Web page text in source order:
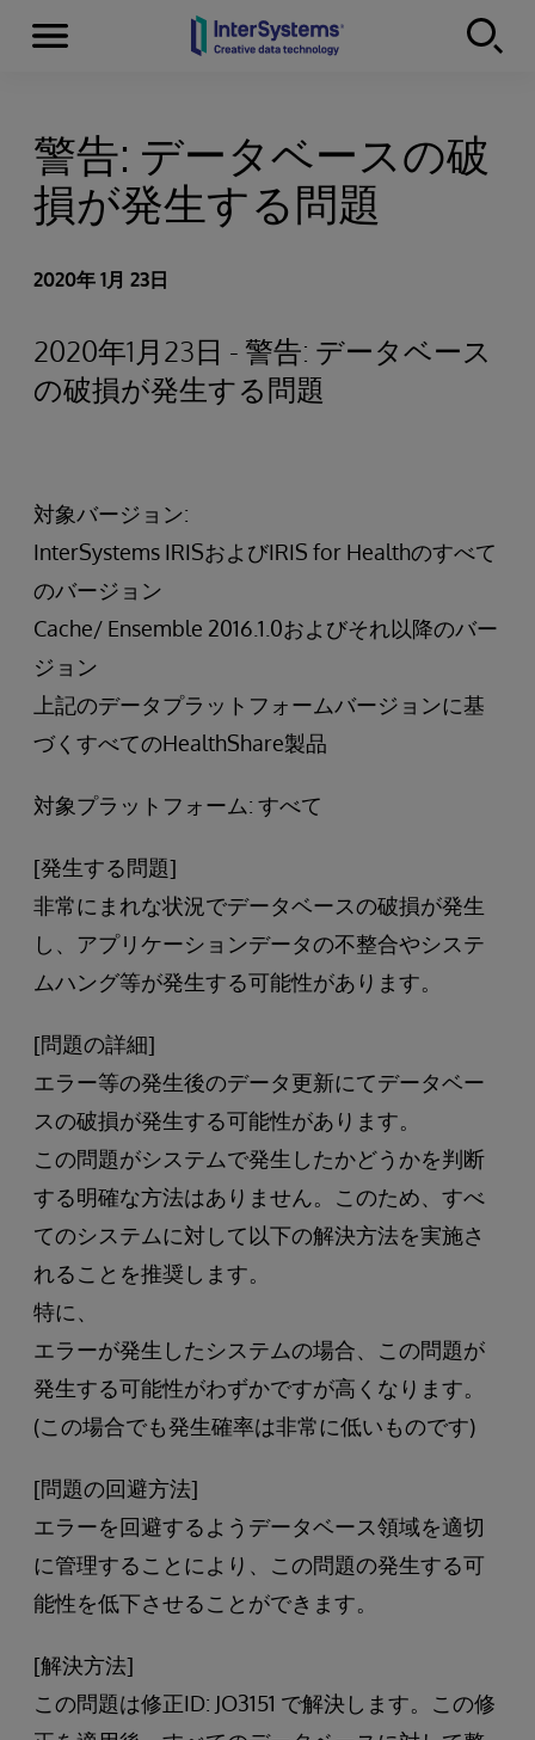
Skip to content
Menu
警告: データベースの破
損が発生する問題
2020年 1月 23日
2020年1月23日 - 警告: データベース
の破損が発生する問題
対象バージョン:
InterSystems IRISおよびIRIS for Healthのすべて
のバージョン
Cache/ Ensemble 2016.1.0およびそれ以降のバー
ジョン
上記のデータプラットフォームバージョンに基
づくすべてのHealthShare製品
対象プラットフォーム: すべて
[発生する問題]
非常にまれな状況でデータベースの破損が発生
し、アプリケーションデータの不整合やシステ
ムハング等が発生する可能性があります。
[問題の詳細]
エラー等の発生後のデータ更新にてデータベー
スの破損が発生する可能性があります。
この問題がシステムで発生したかどうかを判断
する明確な方法はありません。このため、すべ
てのシステムに対して以下の解決方法を実施さ
れることを推奨します。
特に、
エラーが発生したシステムの場合、この問題が
発生する可能性がわずかですが高くなります。
(この場合でも発生確率は非常に低いものです)
[問題の回避方法]
エラーを回避するようデータベース領域を適切
に管理することにより、この問題の発生する可
能性を低下させることができます。
[解決方法]
この問題は修正ID: JO3151 で解決します。この修